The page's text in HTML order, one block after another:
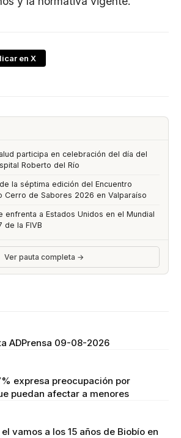
en X
participa en celebración del día del
Roberto del Río
la séptima edición del Encuentro
Cerro de Sabores 2026 en Valparaíso
enfrenta a Estados Unidos en el Mundial
de la FIVB
Ver pauta completa →
ADPrensa 09-08-2026
expresa preocupación por
puedan afectar a menores
vamos a los 15 años de Biobío en